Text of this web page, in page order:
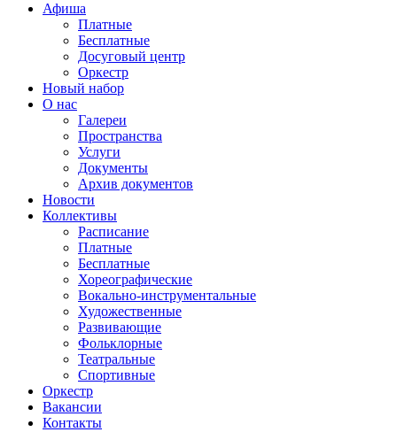
Афиша
Платные
Бесплатные
Досуговый центр
Оркестр
Новый набор
О нас
Галереи
Пространства
Услуги
Документы
Архив документов
Новости
Коллективы
Расписание
Платные
Бесплатные
Хореографические
Вокально-инструментальные
Художественные
Развивающие
Фольклорные
Театральные
Спортивные
Оркестр
Вакансии
Контакты